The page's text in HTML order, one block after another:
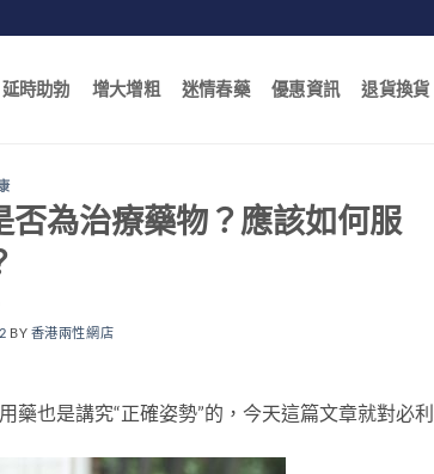
延時助勃 增大增粗 迷情春藥 優惠資訊 退貨換貨
為治療藥物？應該如何服
BY 香港兩性網店
藥也是講究“正確姿勢”的，今天這篇文章就對必利